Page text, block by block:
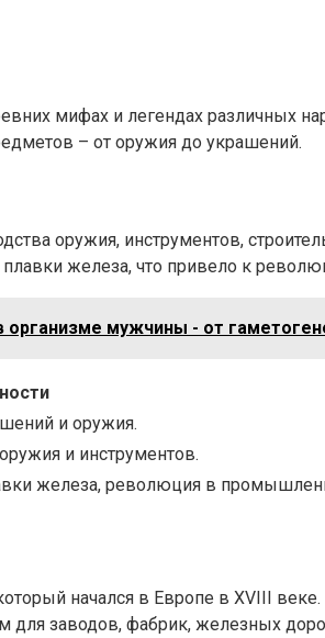
мифах и легендах различных
– от оружия до украшений.
оружия, инструментов,
железа, что привело к
организме мужчины - от
и оружия.
и инструментов.
железа, революция в
начался в Европе в XVIII
заводов, фабрик, железных